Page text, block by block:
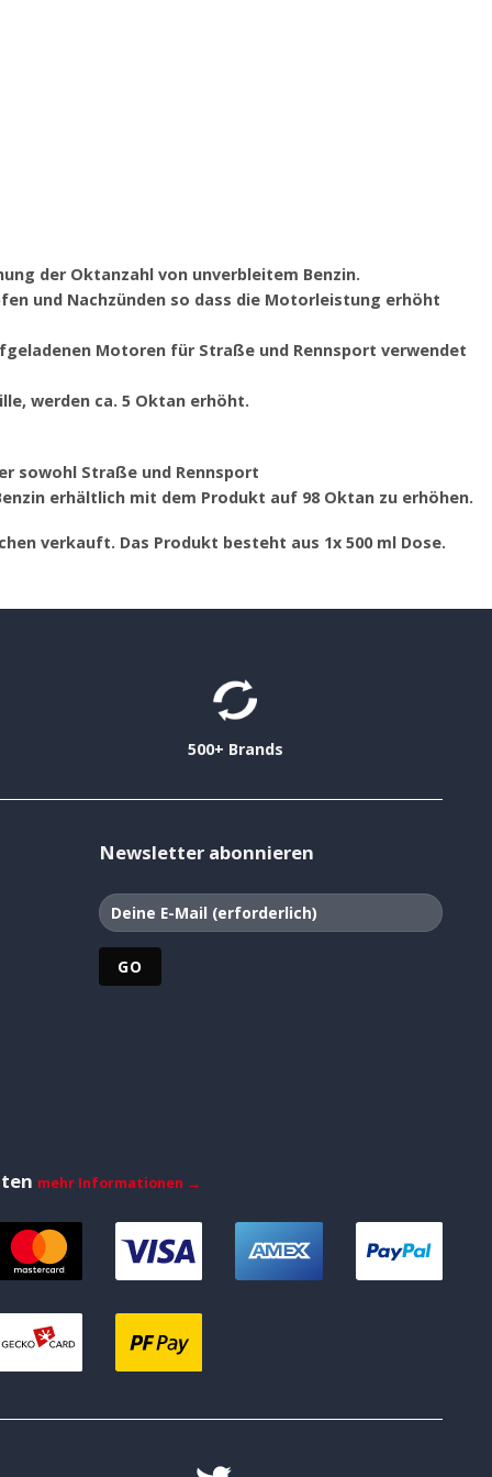
der Oktanzahl von unverbleitem Benzin.
und Nachzünden so dass die Motorleistung erhöht
Motoren für Straße und Rennsport verwendet
werden ca. 5 Oktan erhöht.
sowohl Straße und Rennsport
erhältlich mit dem Produkt auf 98 Oktan zu erhöhen.
verkauft. Das Produkt besteht aus 1x 500 ml Dose.
500+ Brands
Newsletter abonnieren
mehr Informationen →